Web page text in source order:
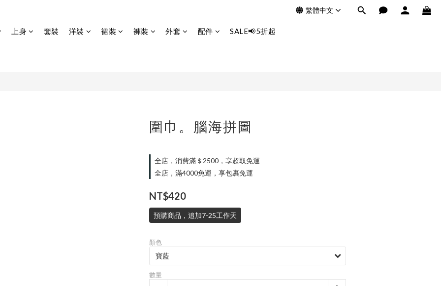
繁體中文
上身 套裝 洋裝 裙裝 褲裝 外套 配件 SALE📢5折起
圍巾。腦海拼圖
全店，消費滿＄2500，享超取免運
全店，滿4000免運，享包裹免運
NT$420
預購商品，追加7-25工作天
顏色
數量
立即購買